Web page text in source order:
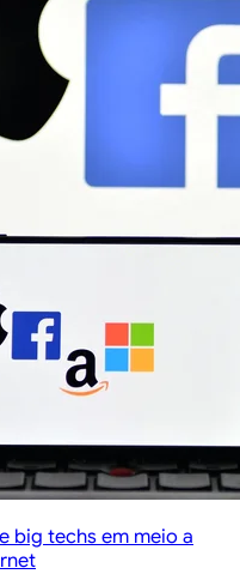
big techs em meio a